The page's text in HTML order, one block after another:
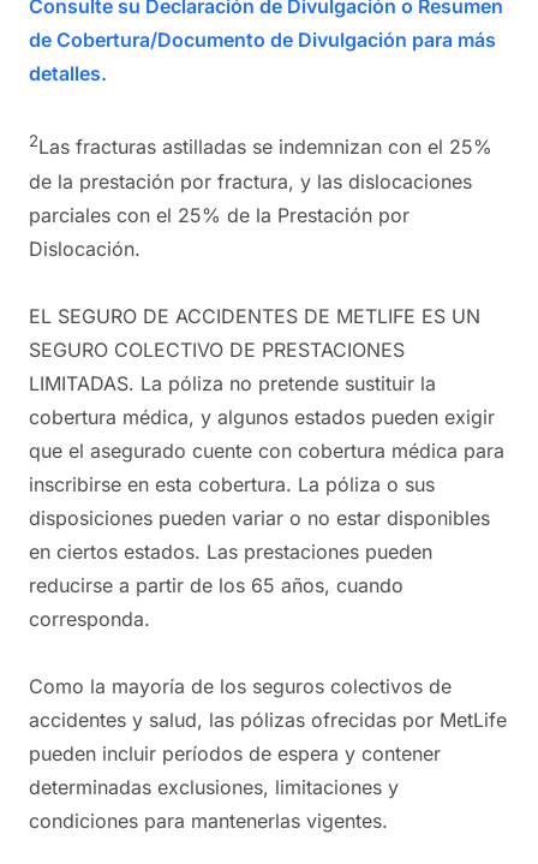
Consulte su Declaración de Divulgación o Resumen
de Cobertura/Documento de Divulgación para más
detalles.
2Las fracturas astilladas se indemnizan con el 25%
de la prestación por fractura, y las dislocaciones
parciales con el 25% de la Prestación por
Dislocación.
EL SEGURO DE ACCIDENTES DE METLIFE ES UN
SEGURO COLECTIVO DE PRESTACIONES
LIMITADAS. La póliza no pretende sustituir la
cobertura médica, y algunos estados pueden exigir
que el asegurado cuente con cobertura médica para
inscribirse en esta cobertura. La póliza o sus
disposiciones pueden variar o no estar disponibles
en ciertos estados. Las prestaciones pueden
reducirse a partir de los 65 años, cuando
corresponda.
Como la mayoría de los seguros colectivos de
accidentes y salud, las pólizas ofrecidas por MetLife
pueden incluir períodos de espera y contener
determinadas exclusiones, limitaciones y
condiciones para mantenerlas vigentes.